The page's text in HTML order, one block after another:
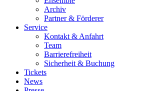
Archiv
Partner & Förderer
Service
Kontakt & Anfahrt
Team
Barrierefreiheit
Sicherheit & Buchung
Tickets
News